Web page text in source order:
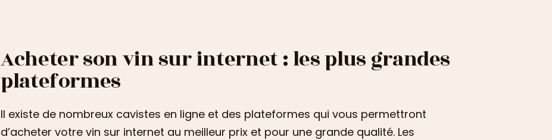
Acheter son vin sur internet : les plus grandes
plateformes
Il existe de nombreux cavistes en ligne et des plateformes qui vous permettront
d’acheter votre vin sur internet au meilleur prix et pour une grande qualité. Les